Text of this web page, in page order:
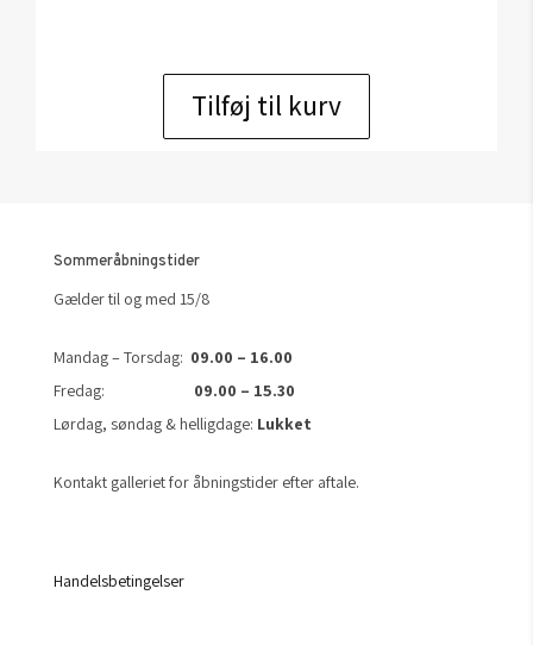
Tilføj til kurv
Sommeråbningstider
Gælder til og med 15/8
Mandag – Torsdag: 09.00 – 16.00
Fredag: 09.00 – 15.30
Lørdag, søndag & helligdage: Lukket
Kontakt galleriet for åbningstider efter aftale.
Handelsbetingelser